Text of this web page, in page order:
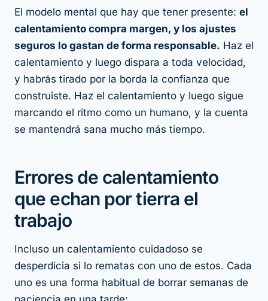
El modelo mental que hay que tener presente: el
calentamiento compra margen, y los ajustes
seguros lo gastan de forma responsable. Haz el
calentamiento y luego dispara a toda velocidad,
y habrás tirado por la borda la confianza que
construiste. Haz el calentamiento y luego sigue
marcando el ritmo como un humano, y la cuenta
se mantendrá sana mucho más tiempo.
Errores de calentamiento
que echan por tierra el
trabajo
Incluso un calentamiento cuidadoso se
desperdicia si lo rematas con uno de estos. Cada
uno es una forma habitual de borrar semanas de